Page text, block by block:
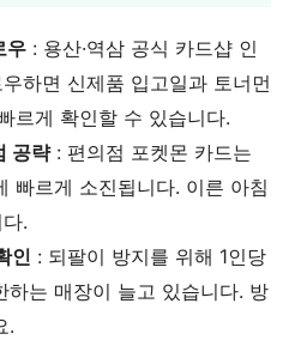
우 : 용산·역삼 공식 카드샵 인
하면 신제품 입고일과 토너먼
르게 확인할 수 있습니다.
공략: 편의점 포켓몬 카드는
빠르게 소진됩니다. 이른 아침
.
인 : 되팔이 방지를 위해 1인당
하는 매장이 늘고 있습니다. 방
.